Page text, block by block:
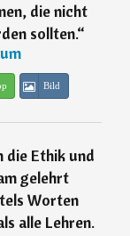
die nicht
sollten.“
Bild
die Ethik und
gelehrt
Worten
alle Lehren.